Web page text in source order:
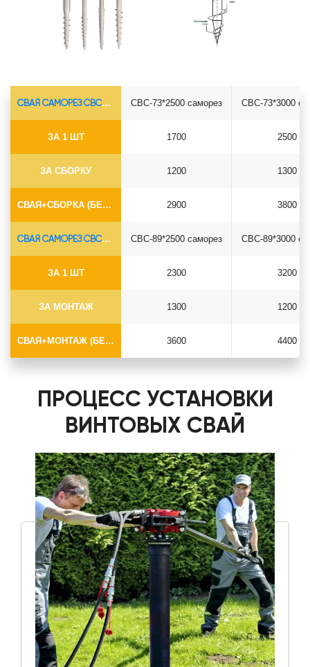
СВАЯ САМОРЕЗ СВС-Ø73*5.5
ЗА 1 ШТ
ЗА СБОРКУ
СВАЯ+СБОРКА (БЕЗ ОГОЛОВКА)
СВС-73*2500 саморез
1700
1200
2900
СВС-73*3000
2500
1300
3800
СВАЯ САМОРЕЗ СВС-Ø89*6.5
ЗА 1 ШТ
ЗА МОНТАЖ
СВАЯ+МОНТАЖ (БЕЗ ОГОЛОВКА)
СВС-89*2500 саморез
2300
1300
3600
СВС-89*3000
3200
1200
4400
ПРОЦЕСС УСТАНОВКИ
ВИНТОВЫХ СВАЙ